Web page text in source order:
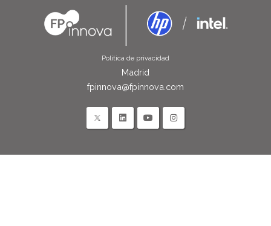
Política de privacidad
Madrid
fpinnova@fpinnova.com